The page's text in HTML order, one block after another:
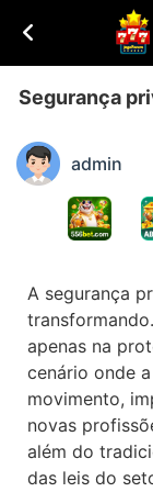
Segurança
admin
A segurança
apenas na
cenário onde
movimento,
novas
além do
das leis do